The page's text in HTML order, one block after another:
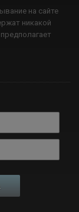
на сайте
никакой